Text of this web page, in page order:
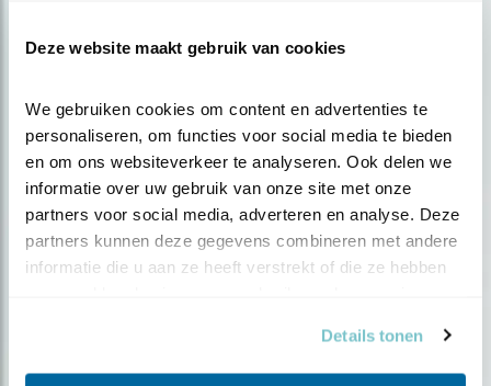
Deze website maakt gebruik van cookies
We gebruiken cookies om content en advertenties te
personaliseren, om functies voor social media te bieden
en om ons websiteverkeer te analyseren. Ook delen we
informatie over uw gebruik van onze site met onze
partners voor social media, adverteren en analyse. Deze
partners kunnen deze gegevens combineren met andere
informatie die u aan ze heeft verstrekt of die ze hebben
Details tonen